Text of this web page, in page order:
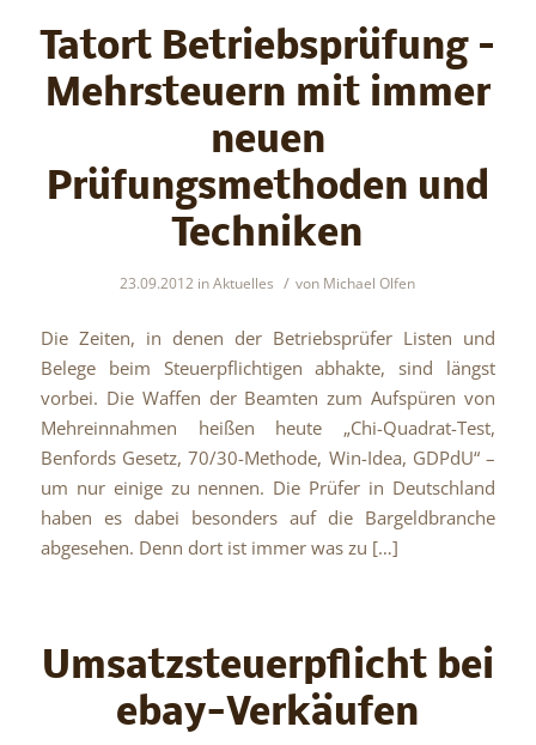
Tatort Betriebsprüfung –
Mehrsteuern mit immer
neuen
Prüfungsmethoden und
Techniken
23.09.2012 inAktuelles / von Michael Olfen
Die Zeiten, in denen der Betriebsprüfer Listen und
Belege beim Steuerpflichtigen abhakte, sind längst
vorbei. Die Waffen der Beamten zum Aufspüren von
Mehreinnahmen heißen heute „Chi-Quadrat-Test,
Benfords Gesetz, 70/30-Methode, Win-Idea, GDPdU“ –
um nur einige zu nennen. Die Prüfer in Deutschland
haben es dabei besonders auf die Bargeldbranche
abgesehen. Denn dort ist immer was zu […]
Umsatzsteuerpflicht bei
ebay-Verkäufen